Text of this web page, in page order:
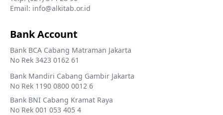
Email: info@alkitab.or.id
Bank Account
Bank BCA Cabang Matraman Jakarta
No Rek 3423 0162 61
Bank Mandiri Cabang Gambir Jakarta
No Rek 1190 0800 0012 6
Bank BNI Cabang Kramat Raya
No Rek 001 053 405 4